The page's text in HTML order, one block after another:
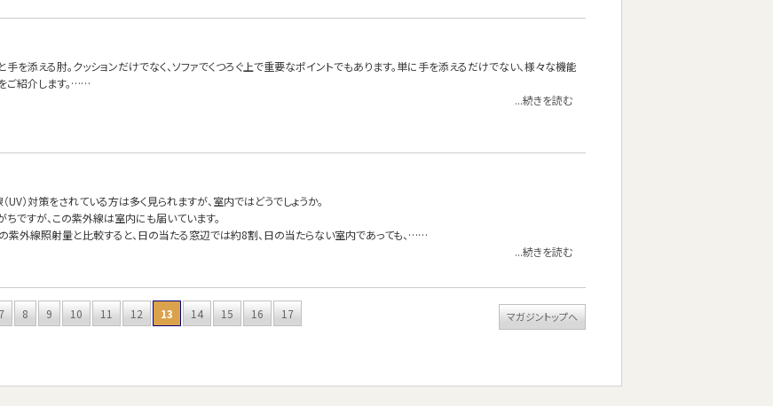
手を添える肘。クッションだけでなく、ソファでくつろぐ上で重要なポイントでもあります。単に手を添えるだけでない、様々な機能
ご紹介します。……
...続きを読む
UV）対策をされている方は多く見られますが、室内ではどうでしょうか。
ですが、この紫外線は室内にも届いています。
紫外線照射量と比較すると、日の当たる窓辺では約8割、日の当たらない室内であっても、……
...続きを読む
7 8 9 10 11 12 13 14 15 16
17
マガジントップへ